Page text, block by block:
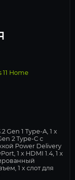
Home
Gen 1 Type-A, 1 x
2 Type-C с
Power Delivery
1 x HDMI 1.4, 1 x
1 x слот для